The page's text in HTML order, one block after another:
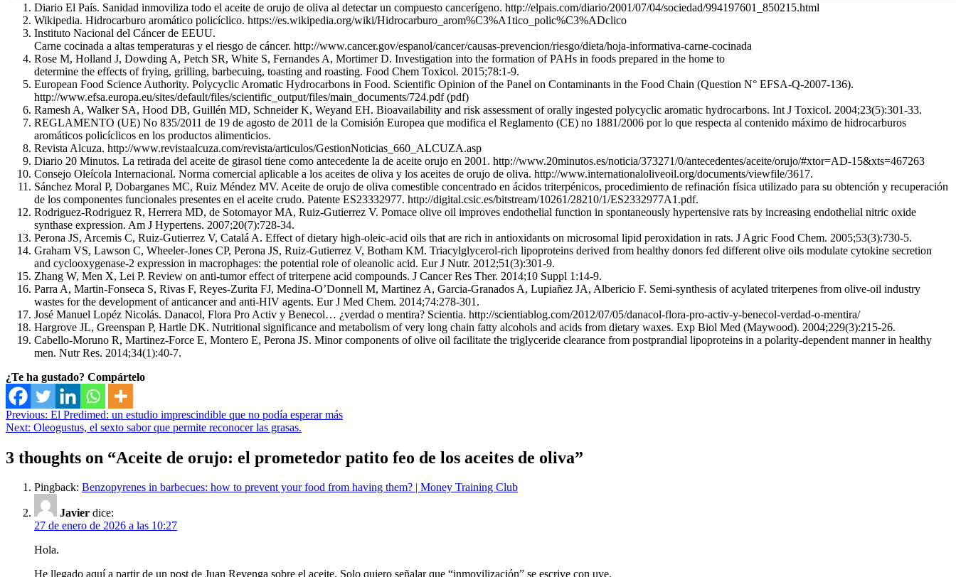
Diario El País. Sanidad inmoviliza todo el aceite de orujo de oliva al detectar un compuesto cancerígeno. http://elpais.com/diario/2001/07/04/sociedad/994197601_850215.html
Wikipedia. Hidrocarburo aromático policíclico. https://es.wikipedia.org/wiki/Hidrocarburo_arom%C3%A1tico_polic%C3%ADclico
Instituto Nacional del Cáncer de EEUU.
Carne cocinada a altas temperaturas y el riesgo de cáncer. http://www.cancer.gov/espanol/cancer/causas-prevencion/riesgo/dieta/hoja-informativa-carne-cocinada
Rose M, Holland J, Dowding A, Petch SR, White S, Fernandes A, Mortimer D. Investigation into the formation of PAHs in foods prepared in the home to
determine the effects of frying, grilling, barbecuing, toasting and roasting. Food Chem Toxicol. 2015;78:1-9.
European Food Science Authority. Polycyclic Aromatic Hydrocarbons in Food. Scientific Opinion of the Panel on Contaminants in the Food Chain (Question N° EFSA-Q-2007-136).
http://www.efsa.europa.eu/sites/default/files/scientific_output/files/main_documents/724.pdf (pdf)
Ramesh A, Walker SA, Hood DB, Guillén MD, Schneider K, Weyand EH. Bioavailability and risk assessment of orally ingested polycyclic aromatic hydrocarbons. Int J Toxicol. 2004;23(5):301-33.
REGLAMENTO (UE) No 835/2011 de 19 de agosto de 2011 de la Comisión Europea que modifica el Reglamento (CE) no 1881/2006 por lo que respecta al contenido máximo de hidrocarburos
aromáticos policíclicos en los productos alimenticios.
Revista Alcuza. http://www.revistaalcuza.com/revista/articulos/GestionNoticias_660_ALCUZA.asp
Diario 20 Minutos. La retirada del aceite de girasol tiene como antecedente la de aceite orujo en 2001. http://www.20minutos.es/noticia/373271/0/antecedentes/aceite/orujo/#xtor=AD-15&xts=467263
Consejo Oleícola Internacional. Norma comercial aplicable a los aceites de oliva y los aceites de orujo de oliva. http://www.internationaloliveoil.org/documents/viewfile/3617.
Sánchez Moral P, Dobarganes MC, Ruiz Méndez MV. Aceite de orujo de oliva comestible concentrado en ácidos triterpénicos, procedimiento de refinación física utilizado para su obtención y recuperación
de los componentes funcionales presentes en el aceite crudo. Patente ES23332977. http://digital.csic.es/bitstream/10261/28210/1/ES2332977A1.pdf.
Rodriguez-Rodriguez R, Herrera MD, de Sotomayor MA, Ruiz-Gutierrez V. Pomace olive oil improves endothelial function in spontaneously hypertensive rats by increasing endothelial nitric oxide
synthase expression. Am J Hypertens. 2007;20(7):728-34.
Perona JS, Arcemis C, Ruiz-Gutierrez V, Catalá A. Effect of dietary high-oleic-acid oils that are rich in antioxidants on microsomal lipid peroxidation in rats. J Agric Food Chem. 2005;53(3):730-5.
Graham VS, Lawson C, Wheeler-Jones CP, Perona JS, Ruiz-Gutierrez V, Botham KM. Triacylglycerol-rich lipoproteins derived from healthy donors fed different olive oils modulate cytokine secretion
and cyclooxygenase-2 expression in macrophages: the potential role of oleanolic acid. Eur J Nutr. 2012;51(3):301-9.
Zhang W, Men X, Lei P. Review on anti-tumor effect of triterpene acid compounds. J Cancer Res Ther. 2014;10 Suppl 1:14-9.
Parra A, Martin-Fonseca S, Rivas F, Reyes-Zurita FJ, Medina-O’Donnell M, Martinez A, Garcia-Granados A, Lupiañez JA, Albericio F. Semi-synthesis of acylated triterpenes from olive-oil industry
wastes for the development of anticancer and anti-HIV agents. Eur J Med Chem. 2014;74:278-301.
José Manuel Lopéz Nicolás. Danacol, Flora Pro Activ y Benecol… ¿verdad o mentira? Scientia. http://scientiablog.com/2012/07/05/danacol-flora-pro-activ-y-benecol-verdad-o-mentira/
Hargrove JL, Greenspan P, Hartle DK. Nutritional significance and metabolism of very long chain fatty alcohols and acids from dietary waxes. Exp Biol Med (Maywood). 2004;229(3):215-26.
Cabello-Moruno R, Martinez-Force E, Montero E, Perona JS. Minor components of olive oil facilitate the triglyceride clearance from postprandial lipoproteins in a polarity-dependent manner in healthy
men. Nutr Res. 2014;34(1):40-7.
¿Te ha gustado? Compártelo
Navegación
de
entradas
Previous: El Predimed: un estudio imprescindible que no podía esperar más
Next: Oleogustus, el sexto sabor que permite reconocer las grasas.
3 thoughts on “Aceite de orujo: el prometedor patito feo de los aceites de oliva”
Pingback: Benzopyrenes in barbecues: how to prevent your food from having them? | Money Training Club
Javier dice:
27 de enero de 2026 a las 10:27
Hola.
He llegado aquí a partir de un post de Juan Revenga sobre el aceite. Solo quiero señalar que “inmovilización” se escrive con uve.